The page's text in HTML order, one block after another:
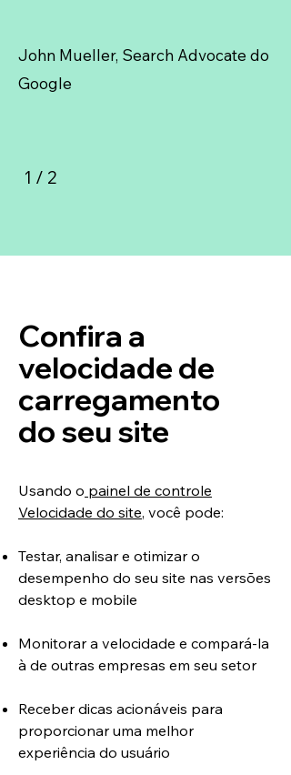
John Mueller, Search Advocate do
Google
1 / 2
Confira a
velocidade de
carregamento
do seu site
Usando o painel de controle
Velocidade do site, você pode:
Testar, analisar e otimizar o
desempenho do seu site nas versões
desktop e mobile
Monitorar a velocidade e compará-la
à de outras empresas em seu setor
Receber dicas acionáveis ​​para
proporcionar uma melhor
experiência do usuário